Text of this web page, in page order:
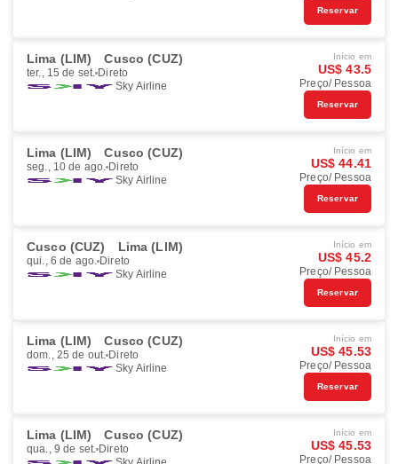
Reservar
Lima (LIM) Cusco (CUZ)
ter., 15 de set. Direto
Sky Airline
Início em
US$ 43.5
Preço/ Pessoa
Reservar
Lima (LIM) Cusco (CUZ)
seg., 10 de ago. Direto
Sky Airline
Início em
US$ 44.41
Preço/ Pessoa
Reservar
Cusco (CUZ) Lima (LIM)
qui., 6 de ago. Direto
Sky Airline
Início em
US$ 45.2
Preço/ Pessoa
Reservar
Lima (LIM) Cusco (CUZ)
dom., 25 de out. Direto
Sky Airline
Início em
US$ 45.53
Preço/ Pessoa
Reservar
Lima (LIM) Cusco (CUZ)
qua., 9 de set. Direto
Início em
US$ 45.53
Preço/ Pessoa